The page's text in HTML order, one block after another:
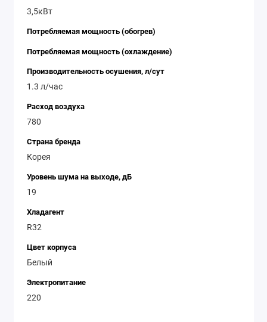
3,5кВт
Потребляемая мощность (обогрев)
Потребляемая мощность (охлаждение)
Производительность осушения, л/сут
1.3 л/час
Расход воздуха
780
Страна бренда
Корея
Уровень шума на выходе, дБ
19
Хладагент
R32
Цвет корпуса
Белый
Электропитание
220